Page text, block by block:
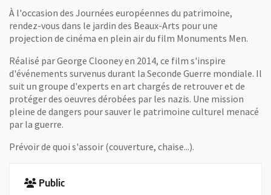
À l'occasion des Journées européennes du patrimoine,
rendez-vous dans le jardin des Beaux-Arts pour une
projection de cinéma en plein air du film Monuments Men.
Réalisé par George Clooney en 2014, ce film s'inspire
d'événements survenus durant la Seconde Guerre mondiale. Il
suit un groupe d'experts en art chargés de retrouver et de
protéger des oeuvres dérobées par les nazis. Une mission
pleine de dangers pour sauver le patrimoine culturel menacé
par la guerre.
Prévoir de quoi s'assoir (couverture, chaise...).
Public